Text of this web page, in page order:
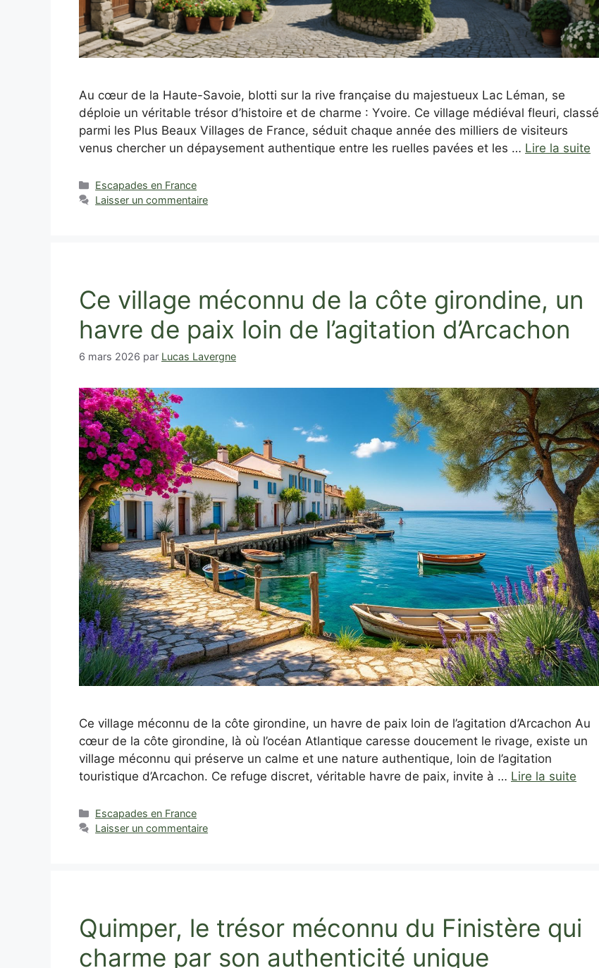
Au cœur de la Haute-Savoie, blotti sur la rive française du majestueux Lac Léman, se
déploie un véritable trésor d’histoire et de charme : Yvoire. Ce village médiéval fleuri, classé
parmi les Plus Beaux Villages de France, séduit chaque année des milliers de visiteurs
venus chercher un dépaysement authentique entre les ruelles pavées et les … Lire la suite
Catégories
Escapades en France
Laisser un commentaire
Ce village méconnu de la côte girondine, un
havre de paix loin de l’agitation d’Arcachon
6 mars 2026 par Lucas Lavergne
Ce village méconnu de la côte girondine, un havre de paix loin de l’agitation d’Arcachon Au
cœur de la côte girondine, là où l’océan Atlantique caresse doucement le rivage, existe un
village méconnu qui préserve un calme et une nature authentique, loin de l’agitation
touristique d’Arcachon. Ce refuge discret, véritable havre de paix, invite à … Lire la suite
Catégories
Escapades en France
Laisser un commentaire
Quimper, le trésor méconnu du Finistère qui
charme par son authenticité unique